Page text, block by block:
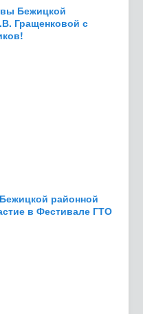
Бежицкой
Гращенковой с
районной
в Фестивале ГТО